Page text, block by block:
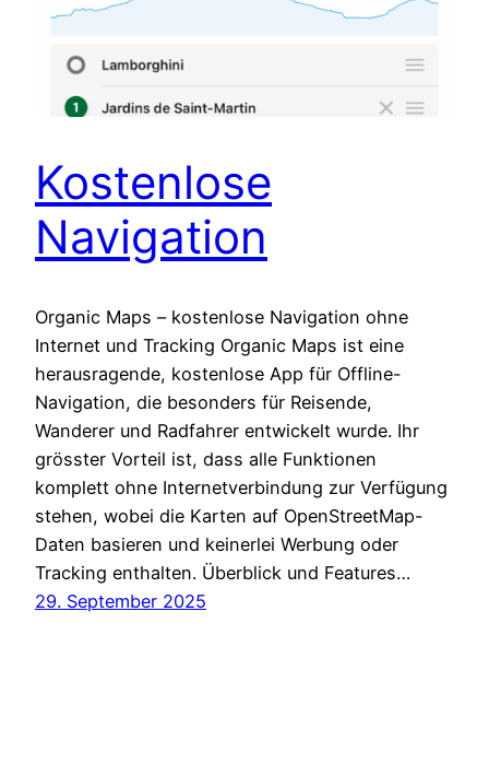
Kostenlose
Navigation
Organic Maps – kostenlose Navigation ohne
Internet und Tracking Organic Maps ist eine
herausragende, kostenlose App für Offline-
Navigation, die besonders für Reisende,
Wanderer und Radfahrer entwickelt wurde. Ihr
grösster Vorteil ist, dass alle Funktionen
komplett ohne Internetverbindung zur Verfügung
stehen, wobei die Karten auf OpenStreetMap-
Daten basieren und keinerlei Werbung oder
Tracking enthalten. Überblick und Features…
29. September 2025